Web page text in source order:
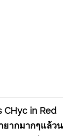
CHyc in Red
ยากมากๆแล้วน